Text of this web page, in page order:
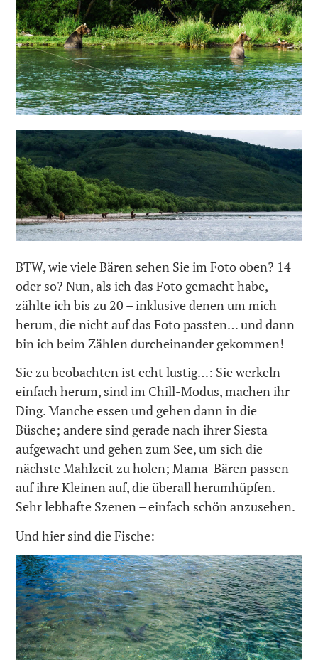
BTW, wie viele Bären sehen Sie im Foto oben? 14
oder so? Nun, als ich das Foto gemacht habe,
zählte ich bis zu 20 – inklusive denen um mich
herum, die nicht auf das Foto passten… und dann
bin ich beim Zählen durcheinander gekommen!
Sie zu beobachten ist echt lustig…: Sie werkeln
einfach herum, sind im Chill-Modus, machen ihr
Ding. Manche essen und gehen dann in die
Büsche; andere sind gerade nach ihrer Siesta
aufgewacht und gehen zum See, um sich die
nächste Mahlzeit zu holen; Mama-Bären passen
auf ihre Kleinen auf, die überall herumhüpfen.
Sehr lebhafte Szenen – einfach schön anzusehen.
Und hier sind die Fische: